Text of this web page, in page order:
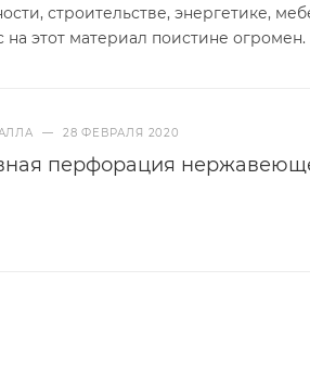
строительстве, энергетике,
на этот материал поистине огромен.
— 28 ФЕВРАЛЯ 2020
перфорация